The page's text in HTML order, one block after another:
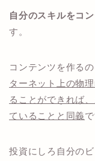
自分のスキルをコ
す。
コンテンツを作る
ターネット上の物
ることができれば
ていることと同義
投資にしろ自分の